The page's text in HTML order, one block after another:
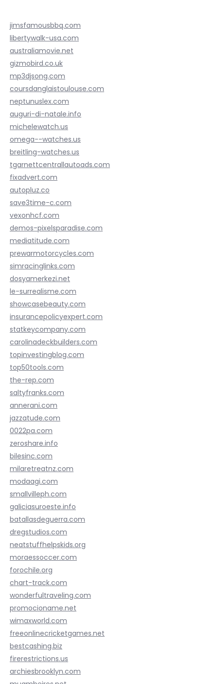
jimsfamousbbq.com
libertywalk-usa.com
australiamovie.net
gizmobird.co.uk
mp3djsong.com
coursdanglaistoulouse.com
neptunuslex.com
auguri-di-natale.info
michelewatch.us
omega--watches.us
breitling-watches.us
tgarnettcentrallautoads.com
fixadvert.com
autopluz.co
save3time-c.com
vexonhcf.com
demos-pixelsparadise.com
mediatitude.com
prewarmotorcycles.com
simracinglinks.com
dosyamerkezi.net
le-surrealisme.com
showcasebeauty.com
insurancepolicyexpert.com
statkeycompany.com
carolinadeckbuilders.com
topinvestingblog.com
top50tools.com
the-rep.com
saltyfranks.com
annerani.com
jazzatude.com
0022pa.com
zeroshare.info
bilesinc.com
milaretreatnz.com
modaagi.com
smallvilleph.com
galiciasuroeste.info
batallasdeguerra.com
dregstudios.com
neatstuffhelpskids.org
moraessoccer.com
forochile.org
chart-track.com
wonderfultraveling.com
promocioname.net
wimaxworld.com
freeonlinecricketgames.net
bestcashing.biz
firerestrictions.us
archiesbrooklyn.com